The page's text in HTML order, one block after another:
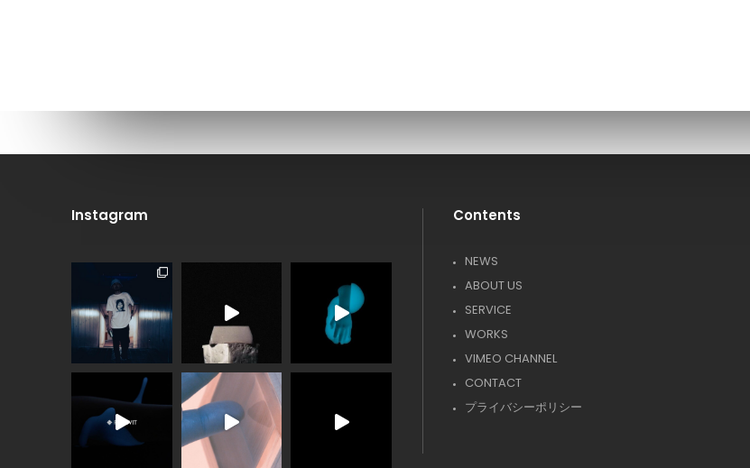
Instagram Contents
NEWS
ABOUT US
SERVICE
WORKS
VIMEO CHANNEL
CONTACT
プライバシーポリシー